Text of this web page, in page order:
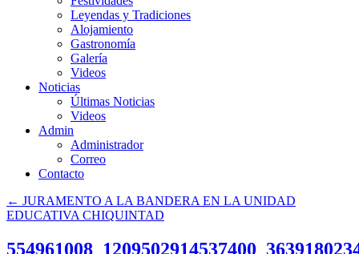
Leyendas y Tradiciones
Alojamiento
Gastronomía
Galería
Videos
Noticias
Últimas Noticias
Videos
Admin
Administrador
Correo
Contacto
← JURAMENTO A LA BANDERA EN LA UNIDAD
EDUCATIVA CHIQUINTAD